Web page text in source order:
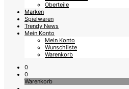
Oberteile
Marken
Spielwaren
Trendy News
Mein Konto
Mein Konto
Wunschliste
Warenkorb
0
0
Warenkorb